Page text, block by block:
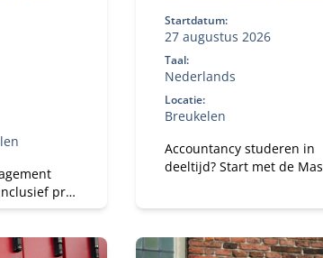
pre-
en
Startdatum:
27 augustus 2026
Taal:
Nederlands
Locatie:
Breukelen
Accountancy studeren in
deeltijd? Start met de
studietempo en kies voor